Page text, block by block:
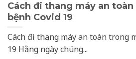
Cách đi thang máy an
bệnh Covid 19
Cách đi thang máy an toàn trong
19 Hằng ngày chúng...